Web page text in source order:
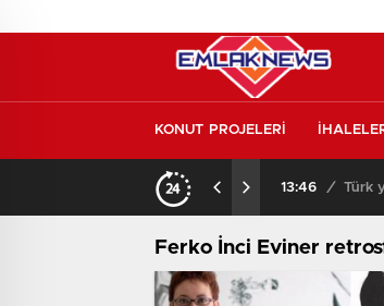
KONUT PROJELERİ
13:46 / Türk
Ferko İnci Eviner